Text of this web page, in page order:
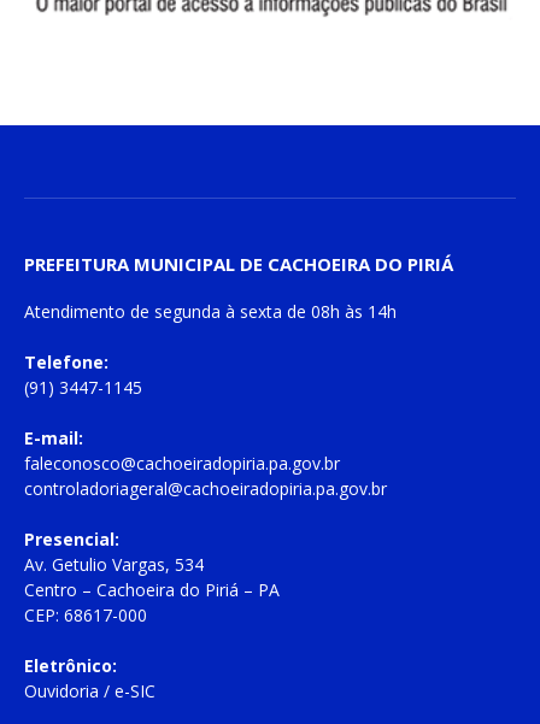
PREFEITURA MUNICIPAL DE CACHOEIRA DO PIRIÁ
Atendimento de segunda à sexta de 08h às 14h
Telefone:
(91) 3447-1145
E-mail:
faleconosco@cachoeiradopiria.pa.gov.br
controladoriageral@cachoeiradopiria.pa.gov.br
Presencial:
Av. Getulio Vargas, 534
Centro – Cachoeira do Piriá – PA
CEP: 68617-000
Eletrônico:
Ouvidoria / e-SIC